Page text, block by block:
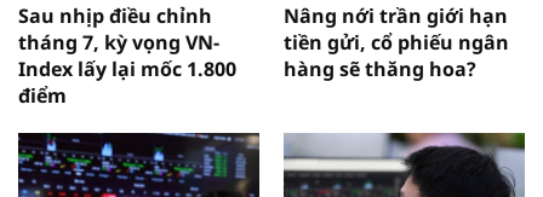
Sau nhịp điều chỉnh
tháng 7, kỳ vọng VN-
Index lấy lại mốc 1.800
điểm
Nâng nới trần giới hạn
tiền gửi, cổ phiếu ngân
hàng sẽ thăng hoa?